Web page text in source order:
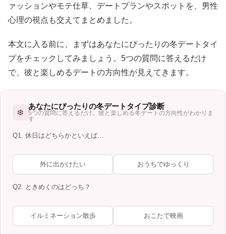
ァッションやモテ仕草、デートプランやスポットを、男性
心理の視点も交えてまとめました。
本文に入る前に、まずはあなたにぴったりの冬デートタイ
プをチェックしてみましょう。5つの質問に答えるだけ
で、彼と楽しめるデートの方向性が見えてきます。
❄️
あなたにぴったりの冬デートタイプ診断
5つの質問に答えるだけ。彼と楽しめる冬デートの方向性がわかりま
す
Q1. 休日はどちらかといえば…
外に出かけたい おうちでゆっくり
Q2. ときめくのはどっち？
イルミネーション散歩 おこたで映画